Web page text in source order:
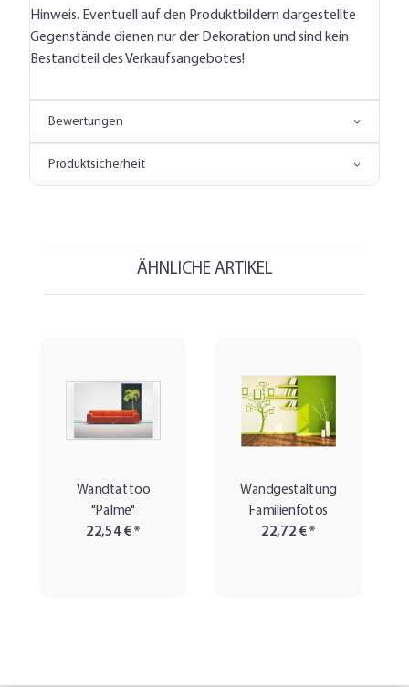
Hinweis. Eventuell auf den Produktbildern dargestellte
Gegenstände dienen nur der Dekoration und sind kein
Bestandteil des Verkaufsangebotes!
Bewertungen
Produktsicherheit
ÄHNLICHE ARTIKEL
Wandtattoo
"Palme"
22,54 €*
Wandgestaltung
Familienfotos
22,72 €*